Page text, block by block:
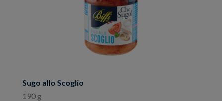
Sugo allo Scoglio
190 g